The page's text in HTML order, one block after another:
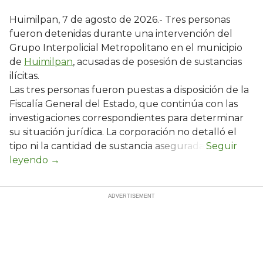
Huimilpan, 7 de agosto de 2026.- Tres personas
fueron detenidas durante una intervención del
Grupo Interpolicial Metropolitano en el municipio
de Huimilpan, acusadas de posesión de sustancias
ilícitas.
Las tres personas fueron puestas a disposición de la
Fiscalía General del Estado, que continúa con las
investigaciones correspondientes para determinar
su situación jurídica. La corporación no detalló el
tipo ni la cantidad de sustancia asegurada.